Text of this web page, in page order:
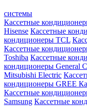
системы
Кассетные
Hisense Кассетные
кондиционеры TCL
Кассетные
Toshiba Кассетные
кондиционеры General
Mitsubishi Electric
кондиционеры GREE
Кассетные
Samsung Кассетные